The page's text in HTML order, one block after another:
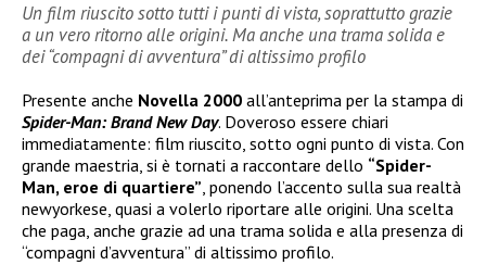
Un film riuscito sotto tutti i punti di vista, soprattutto grazie
a un vero ritorno alle origini. Ma anche una trama solida e
dei “compagni di avventura” di altissimo profilo
Presente anche Novella 2000 all’anteprima per la stampa di
Spider-Man: Brand New Day. Doveroso essere chiari
immediatamente: film riuscito, sotto ogni punto di vista. Con
grande maestria, si è tornati a raccontare dello “Spider-
Man, eroe di quartiere”, ponendo l’accento sulla sua realtà
newyorkese, quasi a volerlo riportare alle origini. Una scelta
che paga, anche grazie ad una trama solida e alla presenza di
“compagni d’avventura” di altissimo profilo.